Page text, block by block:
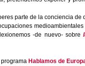
parte de la conciencia
-de nuevo- sobre
Hablamos de